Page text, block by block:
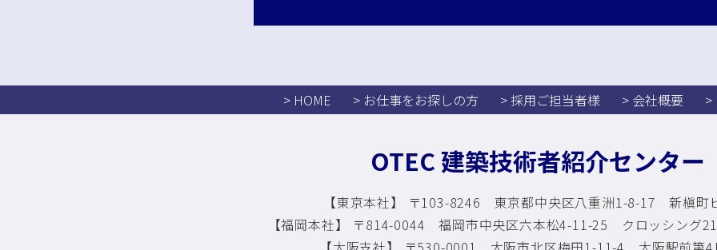
> HOME > お仕事をお探しの方 > 採用ご担当者様 > 会社概要 >
OTEC 建築技術者紹介センター
【東京本社】 〒103-8246 東京都中央区八重洲1-8-17新槇町
【福岡本社】 〒814-0044 福岡市中央区六本松4-11-25 クロッシング